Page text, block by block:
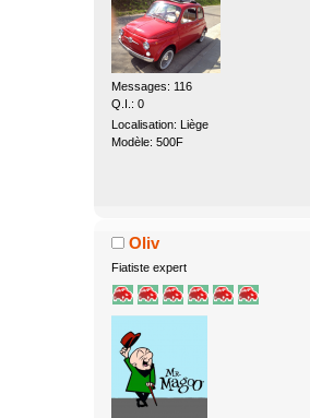
Messages: 116
Q.I.: 0
Localisation: Liège
Modèle: 500F
Oliv
Fiatiste expert